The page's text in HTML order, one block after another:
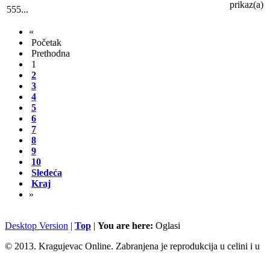
555...
prikaz(a)
«
Početak
Prethodna
1
2
3
4
5
6
7
8
9
10
Sledeća
Kraj
»
Desktop Version | Top | You are here: Oglasi
© 2013. Kragujevac Online. Zabranjena je reprodukcija u celini i u